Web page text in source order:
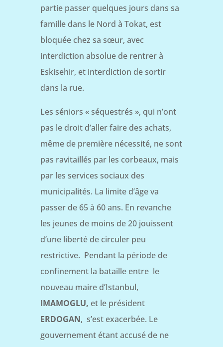
partie passer quelques jours dans sa
famille dans le Nord à Tokat, est
bloquée chez sa sœur, avec
interdiction absolue de rentrer à
Eskisehir, et interdiction de sortir
dans la rue.
Les séniors « séquestrés », qui n’ont
pas le droit d’aller faire des achats,
même de première nécessité, ne sont
pas ravitaillés par les corbeaux, mais
par les services sociaux des
municipalités. La limite d’âge va
passer de 65 à 60 ans. En revanche
les jeunes de moins de 20 jouissent
d’une liberté de circuler peu
restrictive. Pendant la période de
confinement la bataille entre le
nouveau maire d’Istanbul,
IMAMOGLU, et le président
ERDOGAN, s’est exacerbée. Le
gouvernement étant accusé de ne